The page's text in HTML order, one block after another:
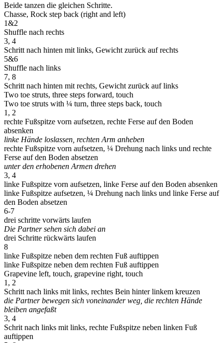
Beide tanzen die gleichen Schritte.
Chasse, Rock step back (right and left)
1&2
Shuffle nach rechts
3, 4
Schritt nach hinten mit links, Gewicht zurück auf rechts
5&6
Shuffle nach links
7, 8
Schritt nach hinten mit rechts, Gewicht zurück auf links
Two toe struts, three steps forward, touch
Two toe struts with ¼ turn, three steps back, touch
1, 2
rechte Fußspitze vorn aufsetzen, rechte Ferse auf den Boden
absenken
linke Hände loslassen, rechten Arm anheben
rechte Fußspitze vorn aufsetzen, ¼ Drehung nach links und rechte
Ferse auf den Boden absetzen
unter den erhobenen Armen drehen
3, 4
linke Fußspitze vorn aufsetzen, linke Ferse auf den Boden absenken
linke Fußspitze aufsetzen, ¼ Drehung nach links und linke Ferse auf
den Boden absetzen
6-7
drei schritte vorwärts laufen
Die Partner sehen sich dabei an
drei Schritte rückwärts laufen
8
linke Fußspitze neben dem rechten Fuß auftippen
linke Fußspitze neben dem rechten Fuß auftippen
Grapevine left, touch, grapevine right, touch
1, 2
Schritt nach links mit links, rechtes Bein hinter linkem kreuzen
die Partner bewegen sich voneinander weg, die rechten Hände
bleiben angefaßt
3, 4
Schrit nach links mit links, rechte Fußspitze neben linken Fuß
auftippen